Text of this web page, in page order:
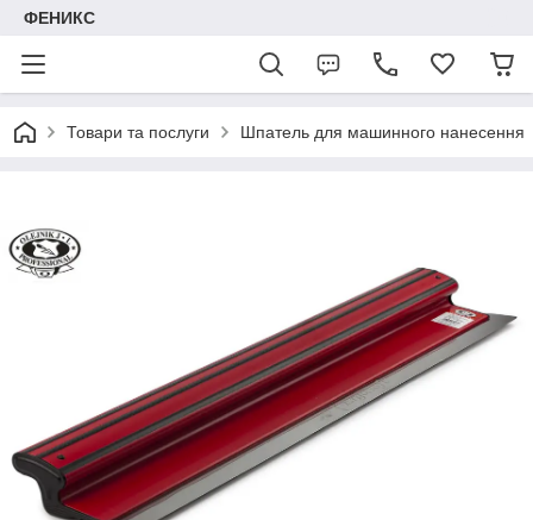
ФЕНИКС
Товари та послуги Шпатель для машинного нанесення